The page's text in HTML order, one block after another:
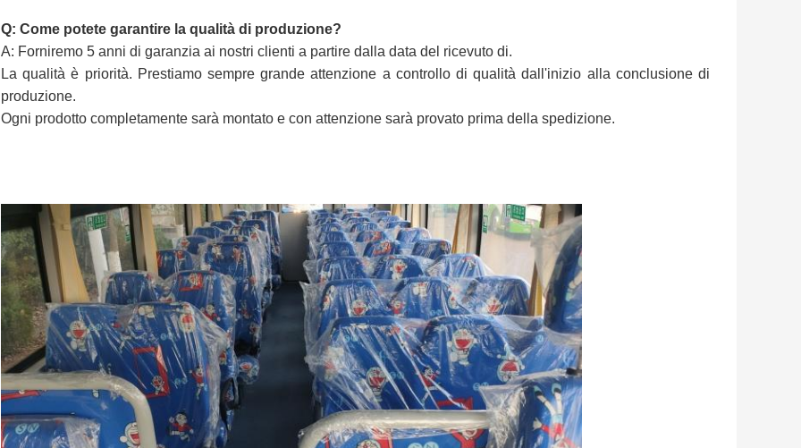
Q: Come potete garantire la qualità di produzione?
A: Forniremo 5 anni di garanzia ai nostri clienti a partire dalla data del ricevuto di.
La qualità è priorità. Prestiamo sempre grande attenzione a controllo di qualità dall'inizio alla conclusione di
produzione.
Ogni prodotto completamente sarà montato e con attenzione sarà provato prima della spedizione.